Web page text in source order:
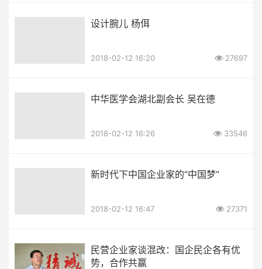
设计腕儿 杨佴
2018-02-12 16:20 27697
中华医学会湖北副会长 吴在德
2018-02-12 16:26 33546
新时代下中国企业家的“中国梦”
2018-02-12 16:47 27371
民营企业家谈混改：国企民企各有优
势，合作共赢